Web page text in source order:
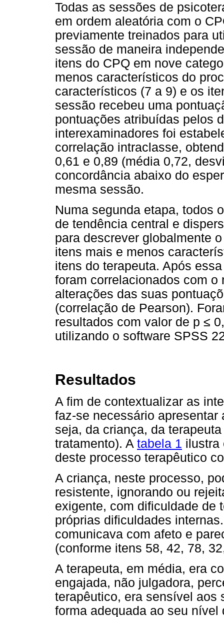
Todas as sessões de
em ordem aleatória com o
previamente treinados para
sessão de maneira
itens do CPQ em nove
menos característicos do
característicos (7 a 9) e os
sessão recebeu uma
pontuações atribuídas pelos
interexaminadores foi
correlação intraclasse,
0,61 e 0,89 (média 0,72,
concordância abaixo do
mesma sessão.
Numa segunda etapa, todos
de tendência central e
para descrever globalmente
itens mais e menos
itens do terapeuta. Após
foram correlacionados com
alterações das suas
(correlação de Pearson).
resultados com valor de p ≤
utilizando o software SPSS
Resultados
A fim de contextualizar as
faz-se necessário
seja, da criança, da
tratamento). A tabela 1 ilustra
deste processo terapêutico
A criança, neste processo,
resistente, ignorando ou
exigente, com dificuldade de
próprias dificuldades
comunicava com afeto e
(conforme itens 58, 42, 78,
A terapeuta, em média, era
engajada, não julgadora,
terapêutico, era sensível aos
forma adequada ao seu